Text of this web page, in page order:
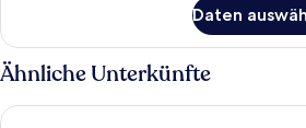
Zweibettzimmer,
Nichtraucher
Daten
Ähnliche Unterkünfte
Green Rich Hotel Kurume Natural